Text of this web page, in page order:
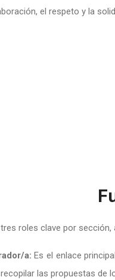
el respeto y la
roles clave por
a: Es el enlace
las propuestas de